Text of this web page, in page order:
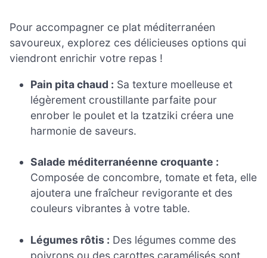
Pour accompagner ce plat méditerranéen
savoureux, explorez ces délicieuses options qui
viendront enrichir votre repas !
Pain pita chaud : Sa texture moelleuse et
légèrement croustillante parfaite pour
enrober le poulet et la tzatziki créera une
harmonie de saveurs.
Salade méditerranéenne croquante :
Composée de concombre, tomate et feta, elle
ajoutera une fraîcheur revigorante et des
couleurs vibrantes à votre table.
Légumes rôtis : Des légumes comme des
poivrons ou des carottes caramélisés sont